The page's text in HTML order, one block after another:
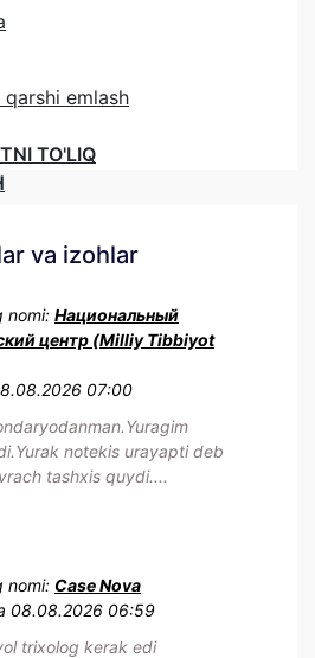
emlash
TO'LIQ
va izohlar
nomi: Национальный
центр (Milliy Tibbiyot
07:00
notekis urayapti deb
tashxis quydi....
nomi: Case Nova
08.08.2026 06:59
trixolog kerak edi